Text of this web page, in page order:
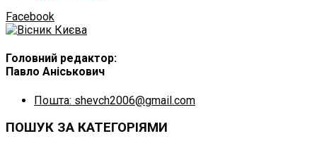
Facebook
Головний редактор:
Павло Аніськович
Пошта: shevch2006@gmail.com
ПОШУК ЗА КАТЕГОРІЯМИ